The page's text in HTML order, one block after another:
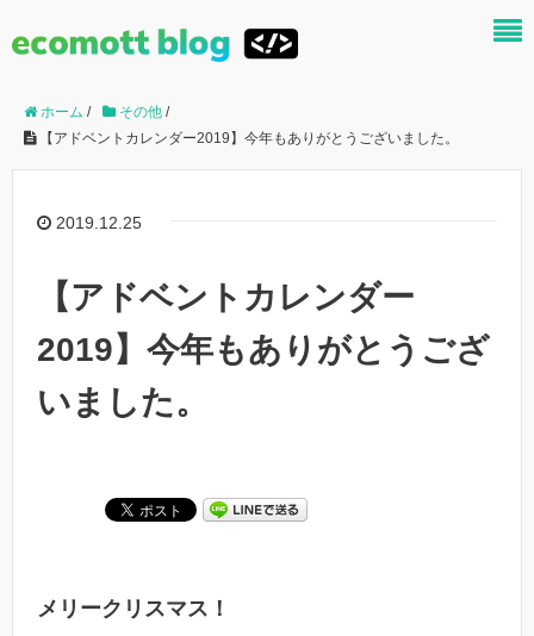
ホーム / その他 /
【アドベントカレンダー2019】今年もありがとうございました。
2019.12.25
【アドベントカレンダー
2019】今年もありがとうござ
いました。
メリークリスマス！